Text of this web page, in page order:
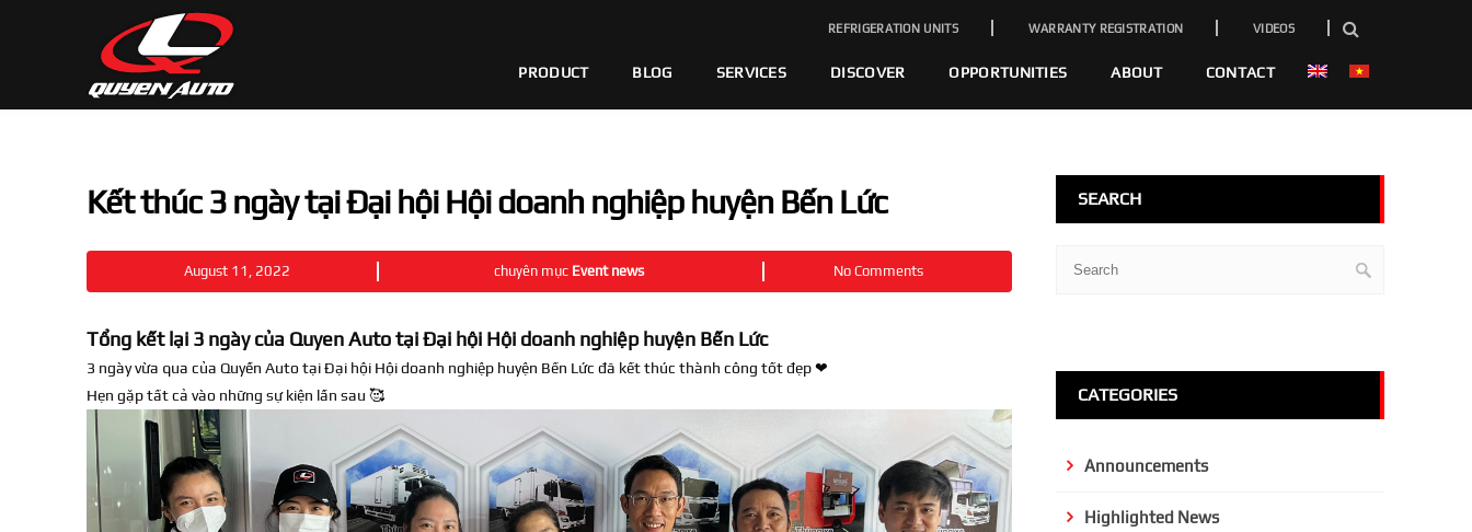
REFRIGERATION UNITS WARRANTY REGISTRATION VIDEOS
PRODUCT BLOG SERVICES DISCOVER OPPORTUNITIES ABOUT CONTACT
Kết thúc 3 ngày tại Đại hội Hội doanh nghiệp huyện Bến Lức
August 11, 2022 chuyên mục Event news No Comments
Tổng kết lại 3 ngày của Quyen Auto tại Đại hội Hội doanh nghiệp huyện Bến Lức
3 ngày vừa qua của Quyền Auto tại Đại hội Hội doanh nghiệp huyện Bến Lức đã kết thúc thành công tốt đẹp❤
Hẹn gặp tất cả vào những sự kiện lần sau 🥰
Video
Player
SEARCH
CATEGORIES
Announcements
Highlighted News